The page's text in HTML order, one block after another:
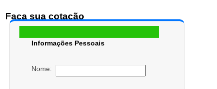
Faça sua cotação
Informações Pessoais
Nome: